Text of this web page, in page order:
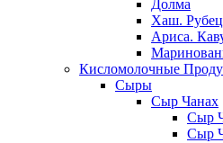
Долма
Хаш. Рубец
Ариса.
Кисломолочные
Сыры
Сыр Чанах
Сыр
Сыр